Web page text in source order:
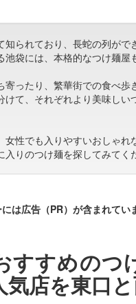
られており、長蛇の列がで
袋には、本格的なつけ麺屋
ったり、繁華街での食べ歩
て、それぞれより美味しい
性でも入りやすいおしゃれ
りのつけ麺を探してみてく
は広告（PR）が含まれてい
すすめの
店を東口